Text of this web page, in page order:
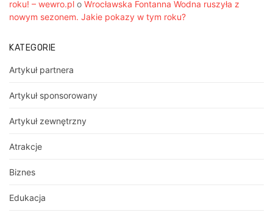
roku! – wewro.pl o Wrocławska Fontanna Wodna ruszyła z
nowym sezonem. Jakie pokazy w tym roku?
KATEGORIE
Artykuł partnera
Artykuł sponsorowany
Artykuł zewnętrzny
Atrakcje
Biznes
Edukacja